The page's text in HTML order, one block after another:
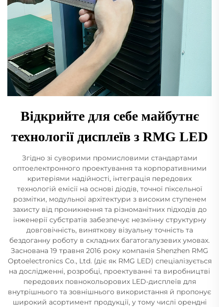
Відкрийте для себе майбутнє
технології дисплеїв з RMG LED
Згідно зі суворими промисловими стандартами
оптоелектронного проектування та корпоративними
критеріями надійності, інтеграція передових
технологій емісії на основі діодів, точної піксельної
розмітки, модульної архітектури з високим ступенем
захисту від проникнення та різноманітних підходів до
інженерії субстратів забезпечує незмінну структурну
довговічність, виняткову візуальну точність та
бездоганну роботу в складних багатогалузевих умовах.
Заснована 19 травня 2016 року компанія Shenzhen RMG
Optoelectronics Co., Ltd. (діє як RMG LED) спеціалізується
на дослідженні, розробці, проектуванні та виробництві
передових повнокольорових LED-дисплеїв для
внутрішнього та зовнішнього використання й пропонує
широкий асортимент продукції, у тому числі орендні